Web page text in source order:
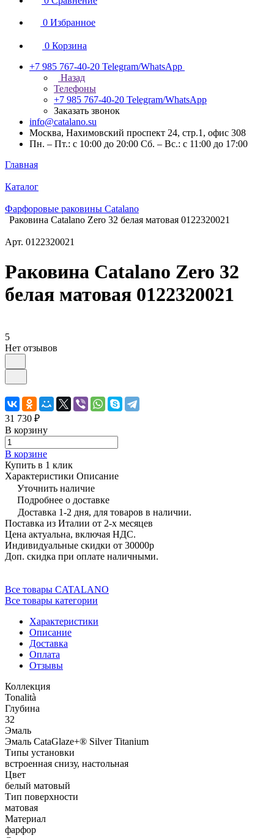
0 Избранное
0 Корзина
+7 985 767-40-20 Telegram/WhatsApp
Назад
Телефоны
+7 985 767-40-20 Telegram/WhatsApp
Заказать звонок
info@catalano.su
Москва, Нахимовский проспект 24, стр.1, офис 308
Пн. – Пт.: с 10:00 до 20:00 Сб. – Вс.: с 11:00 до 17:00
Главная
Каталог
Фарфоровые раковины Catalano
Раковина Catalano Zero 32 белая матовая 0122320021
Арт. 0122320021
Раковина Catalano Zero 32
белая матовая 0122320021
5
Нет отзывов
31 730 ₽
В корзину
В корзине
Купить в 1 клик
Характеристики Описание
Уточнить наличие
Подробнее о доставке
Доставка 1-2 дня, для товаров в наличии.
Поставка из Италии от 2-х месяцев
Цена актуальна, включая НДС.
Индивидуальные скидки от 30000р
Доп. скидка при оплате наличными.
Все товары CATALANO
Все товары категории
Характеристики
Описание
Доставка
Оплата
Отзывы
Коллекция
Tonalità
Глубина
32
Эмаль
Эмаль CataGlaze+® Silver Titanium
Типы установки
встроенная снизу, настольная
Цвет
белый матовый
Тип поверхности
матовая
Материал
фарфор